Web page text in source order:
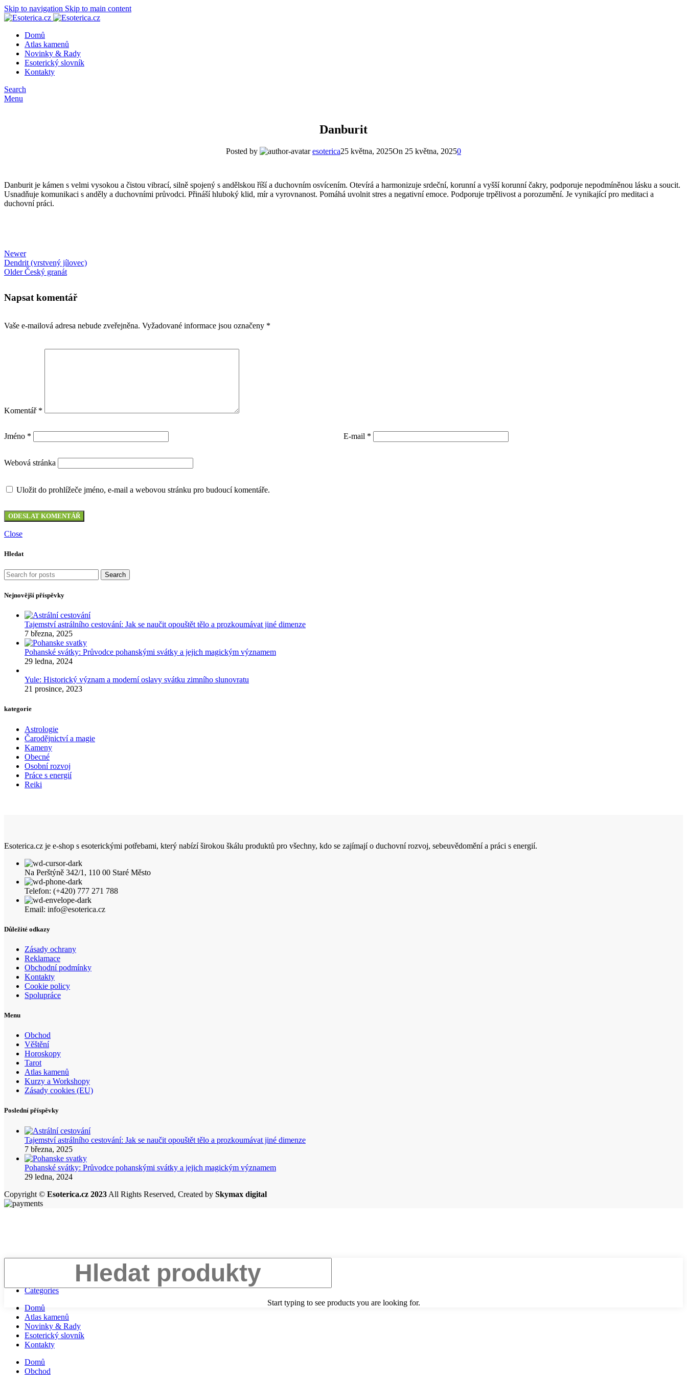
Skip to navigation Skip to main content
Domů
Atlas kamenů
Novinky & Rady
Esoterický slovník
Kontakty
Search
Menu
Danburit
Posted by esoterica25 května, 2025On 25 května, 20250
Danburit je kámen s velmi vysokou a čistou vibrací, silně spojený s andělskou říší a duchovním osvícením. Otevírá a harmonizuje srdeční, korunní a vyšší korunní čakry, podporuje nepodmíněnou lásku a soucit.
Usnadňuje komunikaci s anděly a duchovními průvodci. Přináší hluboký klid, mír a vyrovnanost. Pomáhá uvolnit stres a negativní emoce. Podporuje trpělivost a porozumění. Je vynikající pro meditaci a
duchovní práci.
Newer
Dendrit (vrstvený jílovec)
Older Český granát
Napsat komentář
Vaše e-mailová adresa nebude zveřejněna. Vyžadované informace jsou označeny *
Komentář *
Jméno * E-mail *
Webová stránka
Uložit do prohlížeče jméno, e-mail a webovou stránku pro budoucí komentáře.
Close
Hledat
Search
Nejnovější příspěvky
Tajemství astrálního cestování: Jak se naučit opouštět tělo a prozkoumávat jiné dimenze
7 března, 2025
Pohanské svátky: Průvodce pohanskými svátky a jejich magickým významem
29 ledna, 2024
Yule: Historický význam a moderní oslavy svátku zimního slunovratu
21 prosince, 2023
kategorie
Astrologie
Čarodějnictví a magie
Kameny
Obecné
Osobní rozvoj
Práce s energií
Reiki
Esoterica.cz je e-shop s esoterickými potřebami, který nabízí širokou škálu produktů pro všechny, kdo se zajímají o duchovní rozvoj, sebeuvědomění a práci s energií.
Na Perštýně 342/1, 110 00 Staré Město
Telefon: (+420) 777 271 788
Email: info@esoterica.cz
Důležité odkazy
Zásady ochrany
Reklamace
Obchodní podmínky
Kontakty
Cookie policy
Spolupráce
Menu
Obchod
Věštění
Horoskopy
Tarot
Atlas kamenů
Kurzy a Workshopy
Zásady cookies (EU)
Poslední příspěvky
Tajemství astrálního cestování: Jak se naučit opouštět tělo a prozkoumávat jiné dimenze
7 března, 2025
Pohanské svátky: Průvodce pohanskými svátky a jejich magickým významem
29 ledna, 2024
Copyright © Esoterica.cz 2023 All Rights Reserved, Created by Skymax digital
Start typing to see products you are looking for.
Search
Categories
Domů
Atlas kamenů
Novinky & Rady
Esoterický slovník
Kontakty
Domů
Obchod